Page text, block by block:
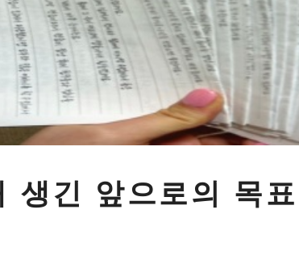
생긴 앞으로의 목표